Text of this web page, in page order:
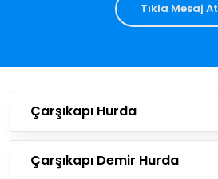
Tıkla Mesaj At
Çarşıkapı Hurda
Çarşıkapı Demir Hurda